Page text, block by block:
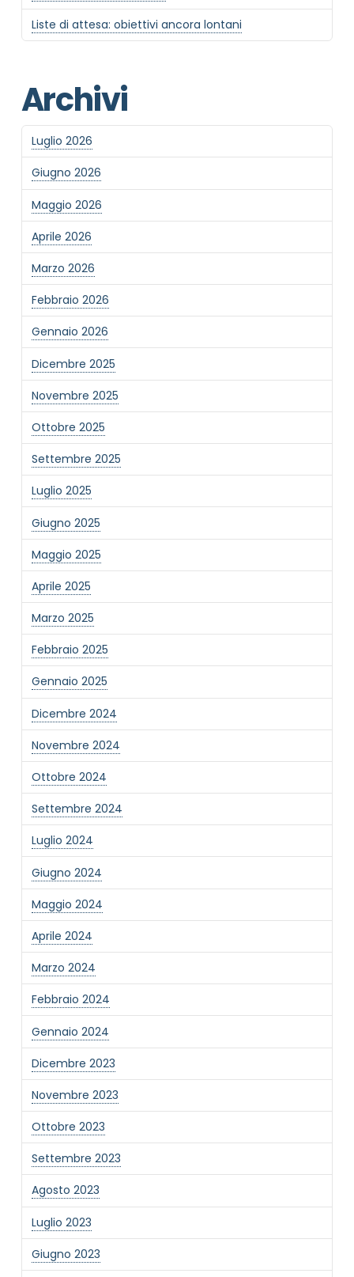
Liste di attesa: obiettivi ancora lontani
Archivi
Luglio 2026
Giugno 2026
Maggio 2026
Aprile 2026
Marzo 2026
Febbraio 2026
Gennaio 2026
Dicembre 2025
Novembre 2025
Ottobre 2025
Settembre 2025
Luglio 2025
Giugno 2025
Maggio 2025
Aprile 2025
Marzo 2025
Febbraio 2025
Gennaio 2025
Dicembre 2024
Novembre 2024
Ottobre 2024
Settembre 2024
Luglio 2024
Giugno 2024
Maggio 2024
Aprile 2024
Marzo 2024
Febbraio 2024
Gennaio 2024
Dicembre 2023
Novembre 2023
Ottobre 2023
Settembre 2023
Agosto 2023
Luglio 2023
Giugno 2023
MOTIVO DEL CONTATTO*
Informativa Privacy*
Ho preso visione dell'informativa privacy
Privacy Policy completa
Newsletter
Desidero rimanere aggiornato sulle ultime
novità dell'Associazione tramite l'iscrizione alla
newsletter